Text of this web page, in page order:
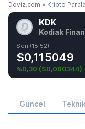
Doviz.com » Kripto
KDK
Kodiak
Son (18:52)
$0,115049
%0,30 ($0,000344)
Güncel